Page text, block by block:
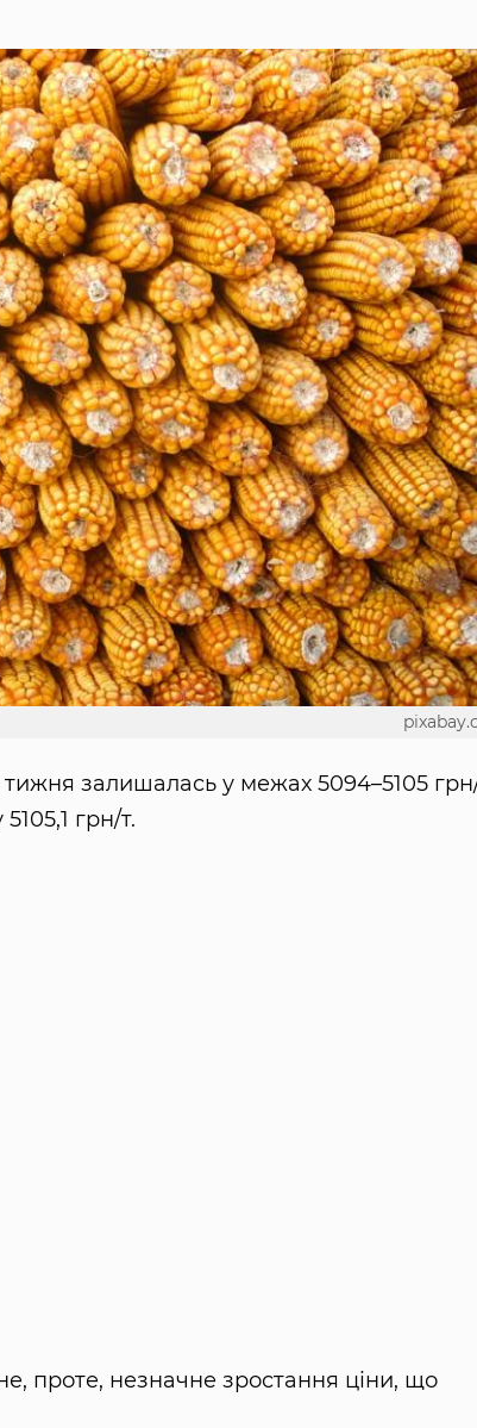
залишалась у межах 5094–5105 грн/
грн/т.
проте, незначне зростання ціни, що